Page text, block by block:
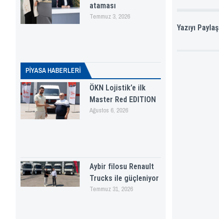
ataması
Temmuz 3, 2026
PİYASA HABERLERI
ÖKN Lojistik’e ilk
Master Red EDITION
Ağustos 6, 2026
Aybir filosu Renault
Trucks ile güçleniyor
Temmuz 31, 2026
Yazıyı